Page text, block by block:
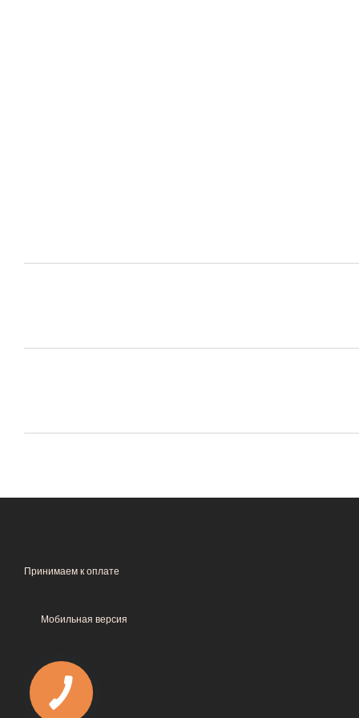
Принимаем к оплате
Мобильная версия